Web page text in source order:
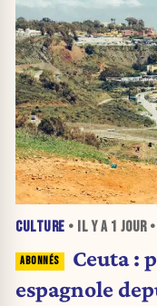
CULTURE • IL Y A 1 JOUR•
Ceuta :
espagnole